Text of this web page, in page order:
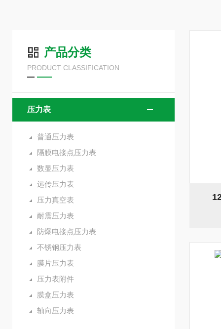
产品分类
PRODUCT CLASSIFICATION
压力表
普通压力表
隔膜电接点压力表
数显压力表
远传压力表
压力真空表
耐震压力表
防爆电接点压力表
不锈钢压力表
膜片压力表
压力表附件
膜盒压力表
轴向压力表